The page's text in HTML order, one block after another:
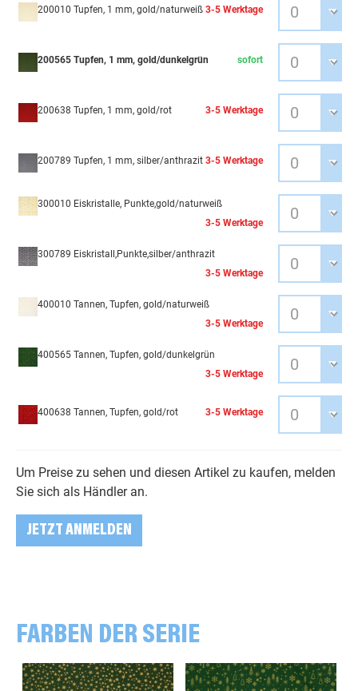
200010 Tupfen, 1 mm, gold/naturweiß 3-5 Werktage
200565 Tupfen, 1 mm, gold/dunkelgrün sofort
200638 Tupfen, 1 mm, gold/rot 3-5 Werktage
200789 Tupfen, 1 mm, silber/anthrazit 3-5 Werktage
300010 Eiskristalle, Punkte,gold/naturweiß
3-5 Werktage
300789 Eiskristall,Punkte,silber/anthrazit
3-5 Werktage
400010 Tannen, Tupfen, gold/naturweiß
3-5 Werktage
400565 Tannen, Tupfen, gold/dunkelgrün
3-5 Werktage
400638 Tannen, Tupfen, gold/rot 3-5 Werktage
Um Preise zu sehen und diesen Artikel zu kaufen, melden
Sie sich als Händler an.
JETZT ANMELDEN
FARBEN DER SERIE